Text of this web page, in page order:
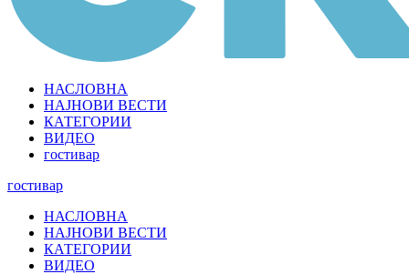
НАСЛОВНА
НАЈНОВИ ВЕСТИ
КАТЕГОРИИ
ВИДЕО
гостивар
гостивар
НАСЛОВНА
НАЈНОВИ ВЕСТИ
КАТЕГОРИИ
ВИДЕО